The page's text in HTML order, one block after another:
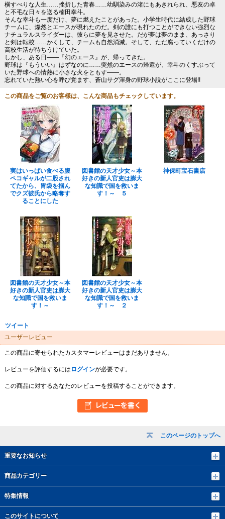
このページのトップへ
重要なお知らせ
商品カテゴリー
特集情報
このサイトについて
横すべりな人生……挫折した青春……幼馴染みの渚にもあきれられ、悪友の卓
と不毛な日々を送る楠田幸斗。
そんな幸斗も一度だけ、夢に燃えたことがあった。小学生時代に結成した野球
チームに、燦然とエースが現れたのだ。剣の誰にも打つことができない強烈な
ナチュラルスライダーは、彼らに夢を見させた。だが夢は夢のまま、あっさり
と剣は転校……かくして、チームも自然消滅。そして、ただ腐っていくだけの
高校生活が待ちうけていた。
しかし、ある日――『幻のエース』が、帰ってきた。
野球は『もういい』はずなのに……突然のエースの帰還が、幸斗のくすぶって
いた野球への情熱に小さな火をともす――。
忘れていた熱い心を呼び覚ます、蒼山サグ渾身の野球小説がここに登場!!
この商品をご覧のお客様は、こんな商品もチェックしています。
実はいっぱい食べる腹
ペコギャルが二股され
てたから、胃袋を掴ん
でクズ彼氏から略奪す
ることにした
図書館の天才少女～本
好きの新人官吏は膨大
な知識で国を救いま
す！～ ５
神保町宝石書店
図書館の天才少女～本
好きの新人官吏は膨大
な知識で国を救いま
す！～
図書館の天才少女～本
好きの新人官吏は膨大
な知識で国を救いま
す！～ ２
ツイート
ユーザーレビュー
この商品に寄せられたカスタマーレビューはまだありません。
レビューを評価するには ログインが必要です。
この商品に対するあなたのレビューを投稿することができます。